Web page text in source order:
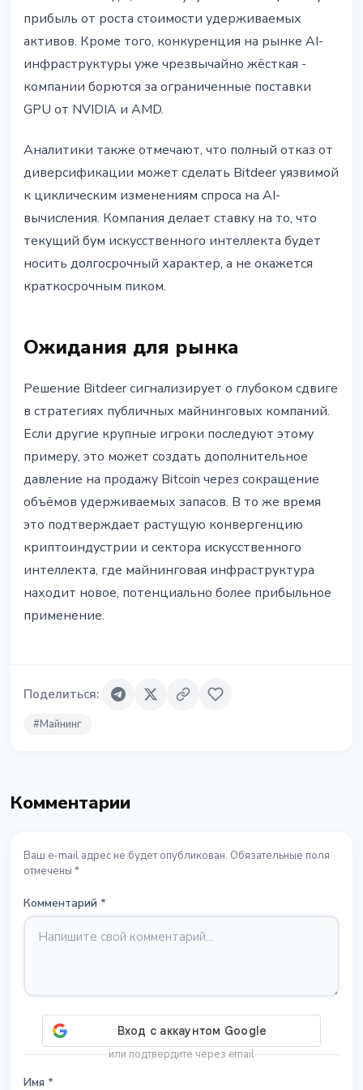
прибыль от роста стоимости удерживаемых
активов. Кроме того, конкуренция на рынке AI-
инфраструктуры уже чрезвычайно жёсткая -
компании борются за ограниченные поставки
GPU от NVIDIA и AMD.
Аналитики также отмечают, что полный отказ от
диверсификации может сделать Bitdeer уязвимой
к циклическим изменениям спроса на AI-
вычисления. Компания делает ставку на то, что
текущий бум искусственного интеллекта будет
носить долгосрочный характер, а не окажется
краткосрочным пиком.
Ожидания для рынка
Решение Bitdeer сигнализирует о глубоком сдвиге
в стратегиях публичных майнинговых компаний.
Если другие крупные игроки последуют этому
примеру, это может создать дополнительное
давление на продажу Bitcoin через сокращение
объёмов удерживаемых запасов. В то же время
это подтверждает растущую конвергенцию
криптоиндустрии и сектора искусственного
интеллекта, где майнинговая инфраструктура
находит новое, потенциально более прибыльное
применение.
Поделиться:
#Майнинг
Комментарии
Ваш e-mail адрес не будет опубликован. Обязательные поля
отмечены *
Комментарий *
или подтвердите через email
Имя *